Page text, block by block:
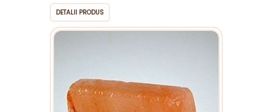
DETALII PRODUS